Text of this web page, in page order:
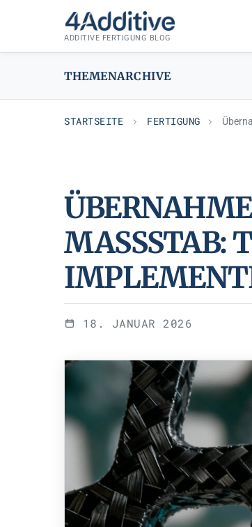
ADDITIVE FERTIGUNG BLOG
THEMENARCHIVE
STARTSEITE FERTIGUNG
FERTIGUNG
ÜBERNAHME
ASSSTAB:
18. JANUAR 2026